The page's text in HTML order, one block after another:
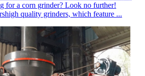
for a corn grinder? Look no further!
quality grinders, which feature ...